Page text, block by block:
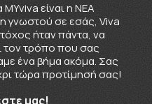
είναι η ΝΕΑ
γνωστού σε εσάς, Viva
ήταν πάντα, να
τον τρόπο που σας
ένα βήμα ακόμα. Σας
τώρα προτίμησή σας!
μας!